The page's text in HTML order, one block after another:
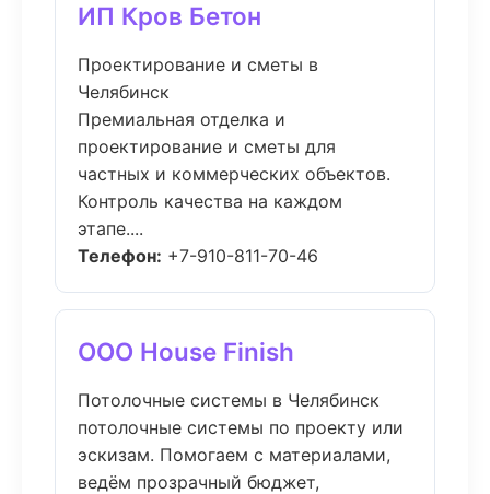
ИП Кров Бетон
Проектирование и сметы в
Челябинск
Премиальная отделка и
проектирование и сметы для
частных и коммерческих объектов.
Контроль качества на каждом
этапе....
Телефон: +7-910-811-70-46
ООО House Finish
Потолочные системы в Челябинск
потолочные системы по проекту или
эскизам. Помогаем с материалами,
ведём прозрачный бюджет,